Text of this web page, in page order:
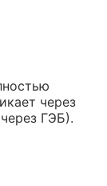
через
ГЭБ).